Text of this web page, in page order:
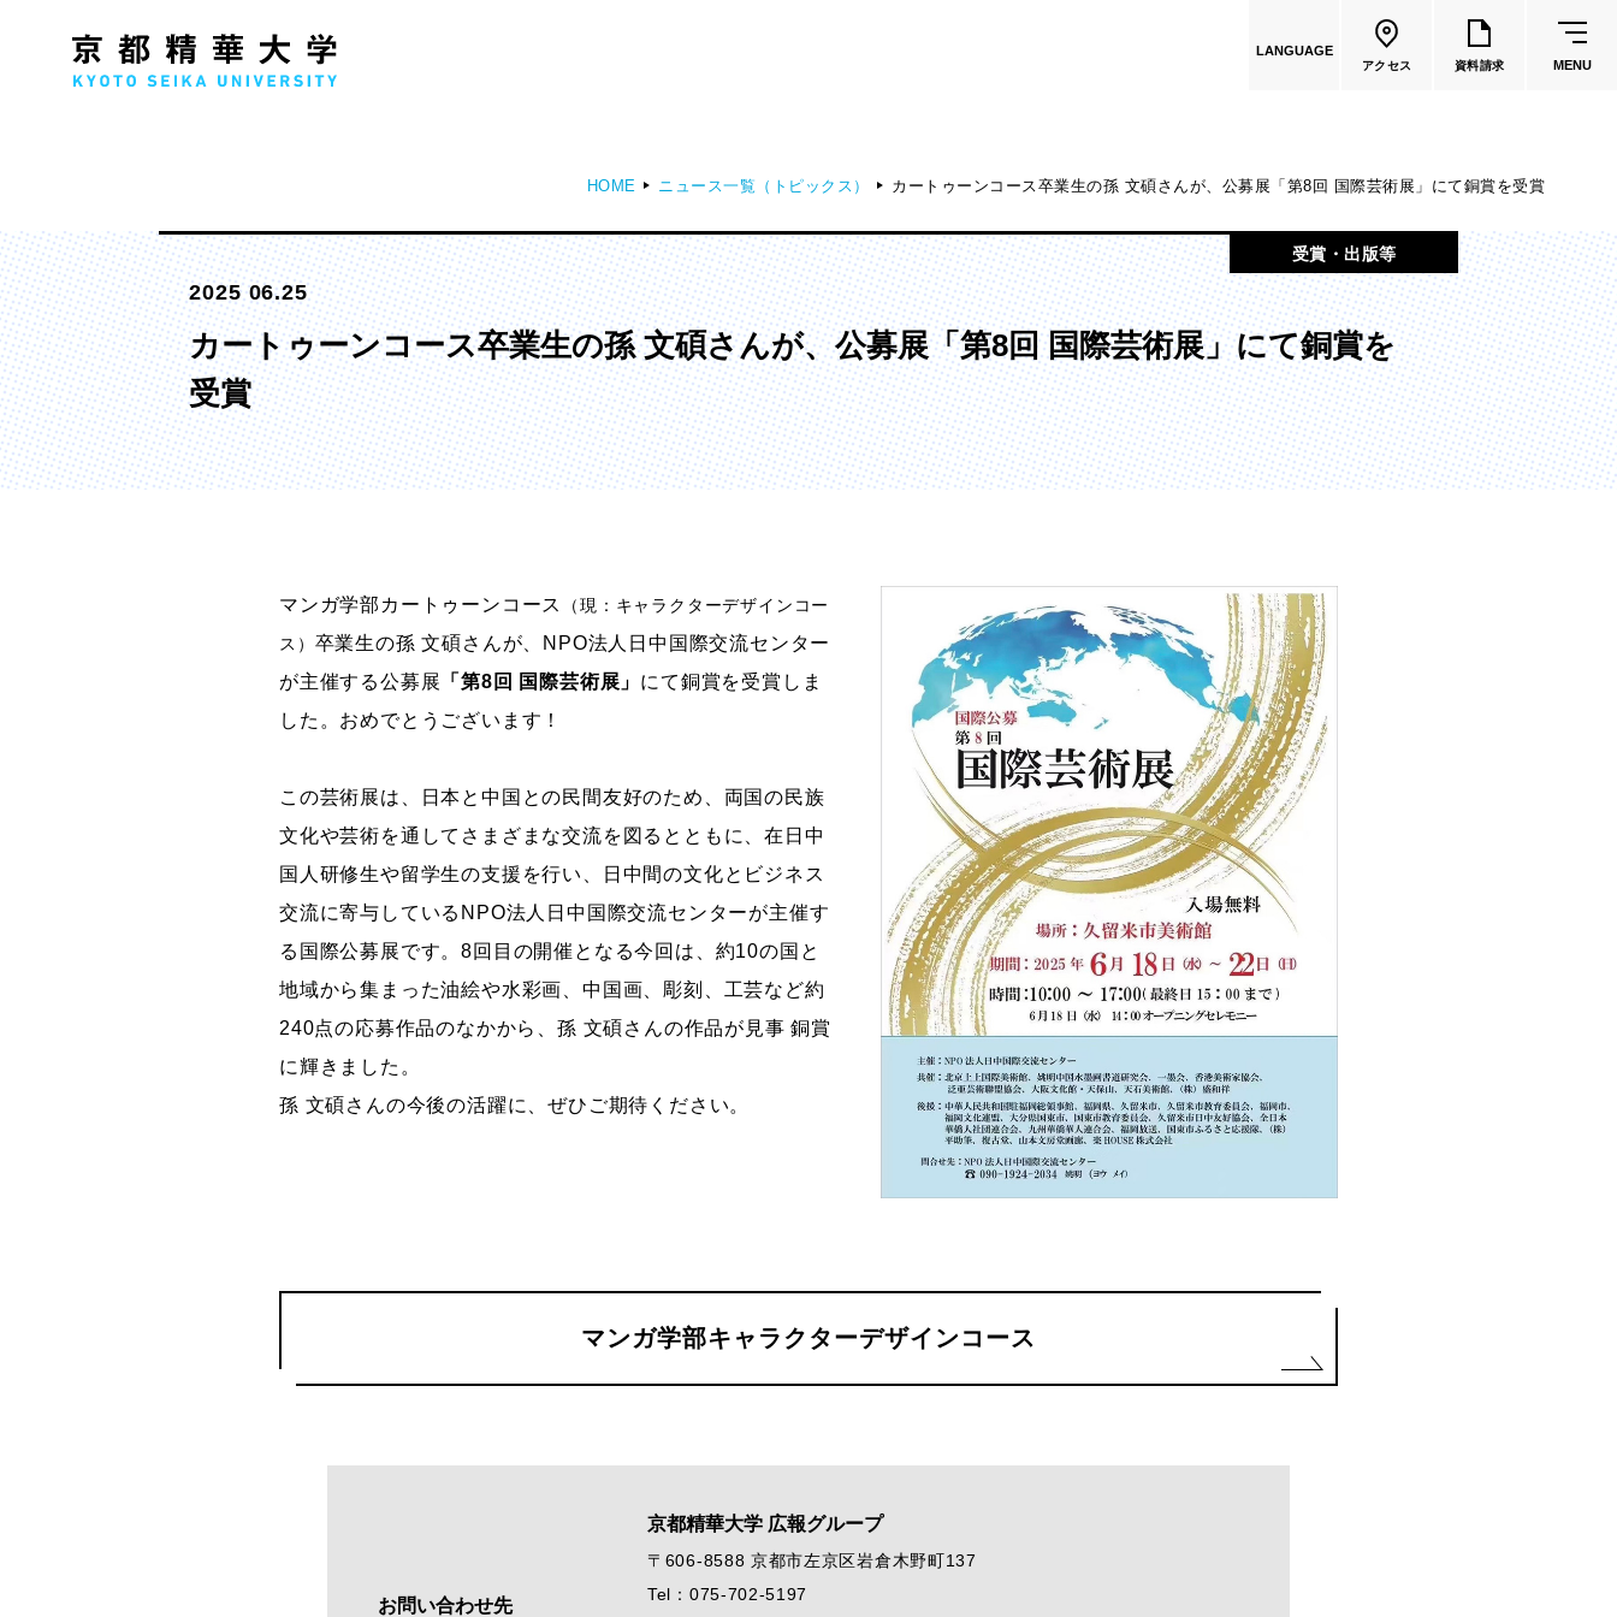
LANGUAGE
アクセス 資料請求 MENU
人文学部
歴史コース
文学コース
社会コース
国際文化コース
国際日本学コース
メディア表現学部
メディア表現学科
芸術学部
造形学科
デジタルクリエイションコース
イラスト学科
プロダクトデザイン学科
新世代マンガコース
キャラクターデザインコース
アニメーションコース
マンガ研究科
人文学研究科
共通教育
教員一覧
国際文化学部
（2026年度募集停止）
カートゥーンコース
創造情報学部
（仮称・構想中／2028年
度開設予定）
HOME ニュース一覧（トピックス） カートゥーンコース卒業生の孫 文碩さんが、公募展「第8回 国際芸術展」にて銅賞を受賞
受賞・出版等
2025 06.25
カートゥーンコース卒業生の孫 文碩さんが、公募展「第8回 国際芸術展」にて銅賞を
受賞
マンガ学部カートゥーンコース
（現：キャラクターデザインコー
ス） 卒業生の孫 文碩さんが、NPO法人日中国際交流センター
が主催する公募展 「第8回 国際芸術展」 にて銅賞を受賞しま
した。おめでとうございます！
この芸術展は、日本と中国との民間友好のため、両国の民族
文化や芸術を通してさまざまな交流を図るとともに、在日中
国人研修生や留学生の支援を行い、日中間の文化とビジネス
交流に寄与しているNPO法人日中国際交流センターが主催す
る国際公募展です。8回目の開催となる今回は、約10の国と
地域から集まった油絵や水彩画、中国画、彫刻、工芸など約
240点の応募作品のなかから、孫 文碩さんの作品が見事 銅賞
に輝きました。
孫 文碩さんの今後の活躍に、ぜひご期待ください。
マンガ学部キャラクターデザインコース
お問い合わせ先
京都精華大学 広報グループ
〒606-8588 京都市左京区岩倉木野町137
Tel：075-702-5197